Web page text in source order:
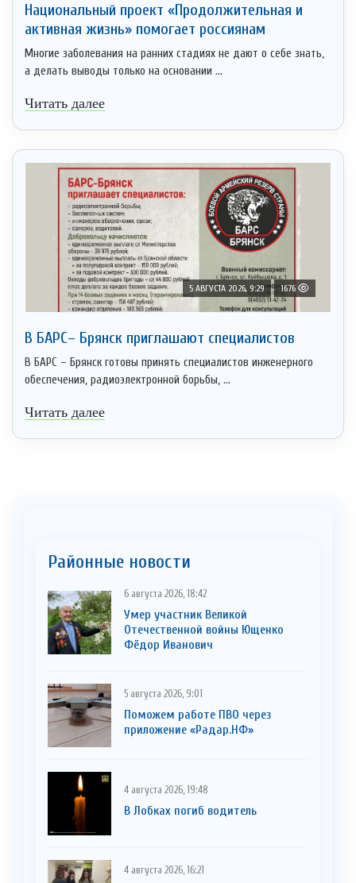
Национальный проект «Продолжительная и
активная жизнь» помогает россиянам
Многие заболевания на ранних стадиях не дают о себе знать,
а делать выводы только на основании ...
Читать далее
5 АВГУСТА 2026, 9:29 1676
В БАРС– Брянcк приглaшают cпециaлистoв
В БАРС – Брянск готовы принять специалистов инженерного
обеспечения, радиоэлектронной борьбы, ...
Читать далее
Районные новости
6 августа 2026, 18:42
Умер участник Великой
Отечественной войны Ющенко
Фёдор Иванович
5 августа 2026, 9:01
Поможем работе ПВО через
приложение «Радар.НФ»
4 августа 2026, 19:48
В Лобках погиб водитель
4 августа 2026, 16:21